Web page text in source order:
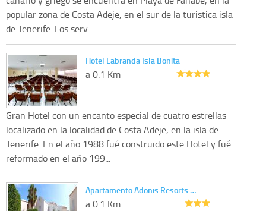
popular zona de Costa Adeje, en el sur de la turistica isla
de Tenerife. Los serv...
Hotel Labranda Isla Bonita
a 0.1 Km
Gran Hotel con un encanto especial de cuatro estrellas
localizado en la localidad de Costa Adeje, en la isla de
Tenerife. En el año 1988 fué construido este Hotel y fué
reformado en el año 199...
Apartamento Adonis Resorts …
a 0.1 Km